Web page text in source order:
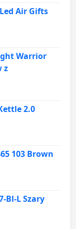
Air Gifts
Warrior
z
2.0
103 Brown
Bl-L Szary